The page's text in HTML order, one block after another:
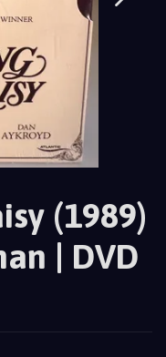
(1989)
| DVD